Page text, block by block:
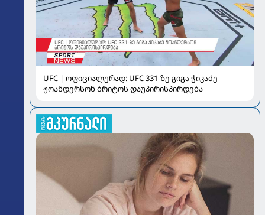
UFC | ოფიციალურად: UFC 331-ზე გიგა ჭიკაძე
ჟოანდერსონ ბრიტოს დაუპირისპირდება